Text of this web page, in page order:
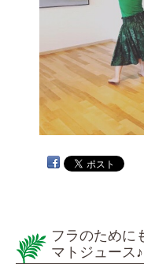
フラのために
マトジュース